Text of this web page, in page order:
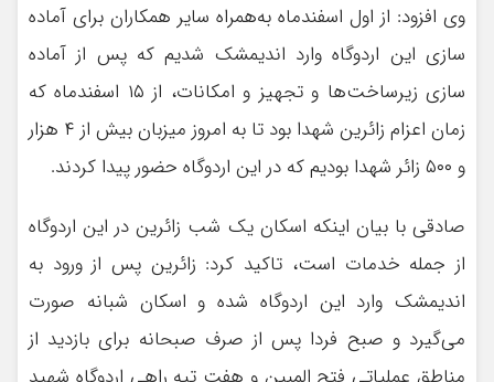
وی افزود: از اول اسفندماه به‌همراه سایر همکاران برای آماده
سازی این اردوگاه وارد اندیمشک شدیم که پس از آماده
سازی زیرساخت‌ها و تجهیز و امکانات، از ۱۵ اسفندماه که
زمان اعزام زائرین شهدا بود تا به امروز میزبان بیش از ۴ هزار
و ۵۰۰ زائر شهدا بودیم که در این اردوگاه حضور پیدا کردند.
صادقی با بیان اینکه اسکان یک شب زائرین در این اردوگاه
از جمله خدمات است، تاکید کرد: زائرین پس از ورود به
اندیمشک وارد این اردوگاه شده و اسکان شبانه صورت
می‌گیرد و صبح فردا پس از صرف صبحانه برای بازدید از